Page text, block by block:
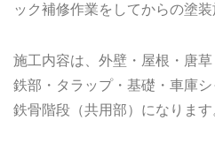
ック補修作業をしてからの塗装
施工内容は、外壁・屋根・唐
鉄部・タラップ・基礎・車庫
鉄骨階段（共用部）になります